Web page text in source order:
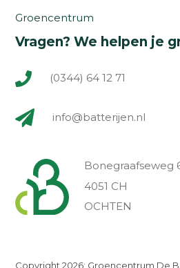
Groencentrum
Vragen? We helpen je
(0344) 64 12 71
info@batterijen.nl
Bonegraafseweg
4051 CH
OCHTEN
Copyright 2026: Groencentrum De